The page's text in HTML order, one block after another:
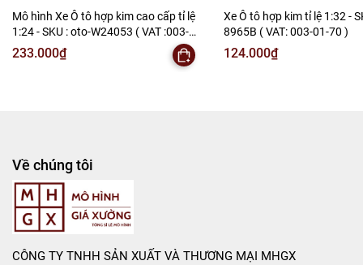
- Mô Hình Giá Xưởng
Tổng kho mô hình
Liên hệ : 096.245.8888 vs 0947.783.771
Mô hình Xe Ô tô hợp kim cao cấp tỉ lệ
1:24 - SKU : oto-W24053 ( VAT :003-
01-150 )
233.000₫
Xe Ô tô hợp kim tỉ lệ 1:32 -
8965B ( VAT: 003-01-70 )
124.000₫
Về chúng tôi
CÔNG TY TNHH SẢN XUẤT VÀ THƯƠNG MẠI MHGX